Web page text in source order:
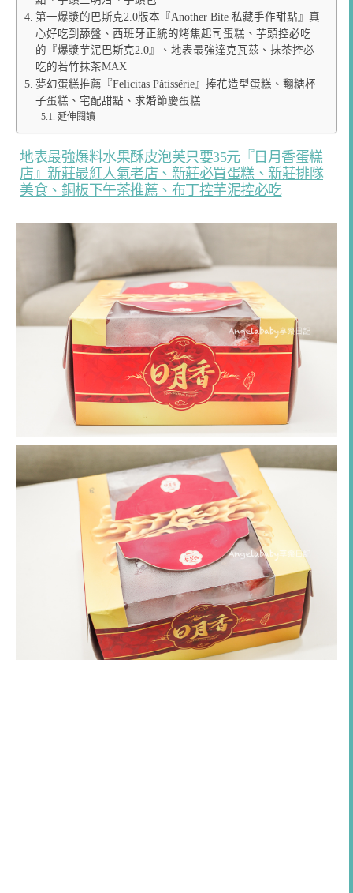
第一爆漿的巴斯克2.0版本『Another Bite 私藏手作甜點』真
心好吃到舔盤、西班牙正統的烤焦起司蛋糕、芋頭控必吃
的『爆漿芋泥巴斯克2.0』、地表最強達克瓦茲、抹茶控必
吃的若竹抹茶MAX
夢幻蛋糕推薦『Felicitas Pâtissérie』捧花造型蛋糕、翻糖杯
子蛋糕、宅配甜點、求婚節慶蛋糕
延伸閱讀
地表最強爆料水果酥皮泡芙只要35元『日月香蛋糕
店』新莊最紅人氣老店、新莊必買蛋糕、新莊排隊
美食、銅板下午茶推薦、布丁控芋泥控必吃